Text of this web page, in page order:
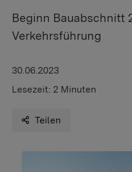
Beginn Bauabschnitt
Verkehrsführung
30.06.2023
Lesezeit: 2 Minuten
Teilen